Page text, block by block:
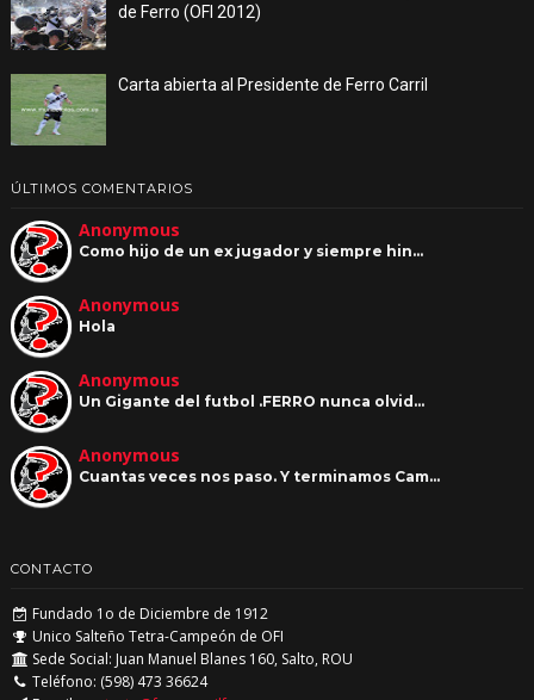
de Ferro (OFI 2012)
Carta abierta al Presidente de Ferro Carril
ÚLTIMOS COMENTARIOS
Anonymous
Como hijo de un ex jugador y siempre hin…
Anonymous
Hola
Anonymous
Un Gigante del futbol .FERRO nunca olvid…
Anonymous
Cuantas veces nos paso. Y terminamos Cam…
CONTACTO
Fundado 1o de Diciembre de 1912
Unico Salteño Tetra-Campeón de OFI
Sede Social: Juan Manuel Blanes 160, Salto, ROU
Teléfono: (598) 473 36624